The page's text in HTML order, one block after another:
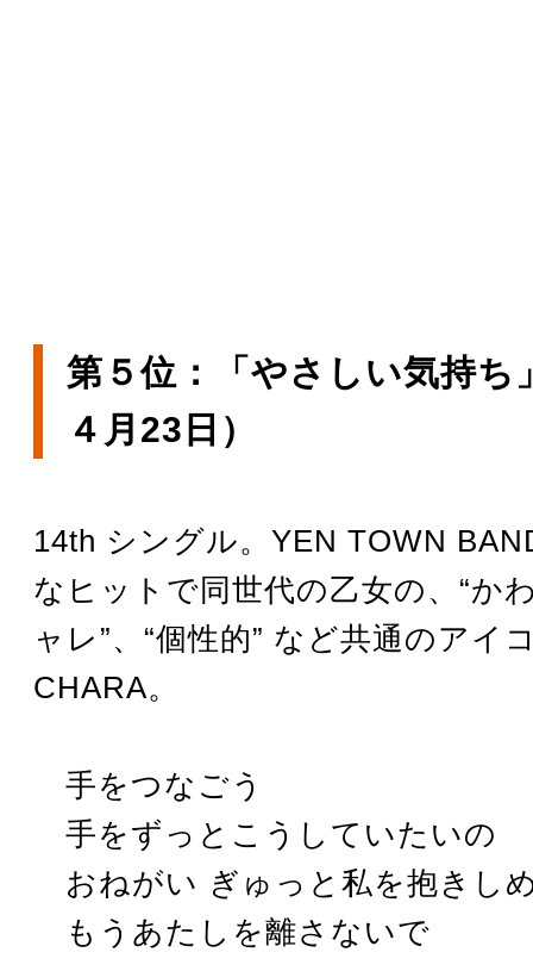
第５位：「やさしい気持ち
４月23日）
14th シングル。YEN TOWN
なヒットで同世代の乙女の、“か
ャレ”、“個性的” など共通のアイ
CHARA。
手をつなごう
手をずっとこうしていたいの
おねがい ぎゅっと私を抱きし
もうあたしを離さないで